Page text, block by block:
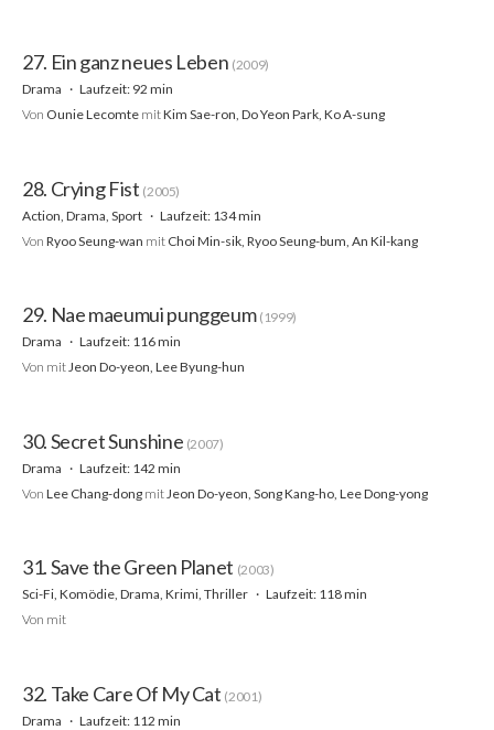
27. Ein ganz neues Leben (2009)
Drama
Laufzeit: 92 min
Von Ounie Lecomte mitKim Sae-ron, Do Yeon Park, Ko A-sung
28. Crying Fist (2005)
Action, Drama, Sport
Laufzeit: 134 min
Von Ryoo Seung-wan mit Choi Min-sik, Ryoo Seung-bum, An Kil-kang
29. Nae maeumui punggeum (1999)
Drama
Laufzeit: 116 min
Von mitJeon Do-yeon, Lee Byung-hun
30. Secret Sunshine (2007)
Drama
Laufzeit: 142 min
Von Lee Chang-dong mit Jeon Do-yeon, Song Kang-ho, Lee Dong-yong
31. Save the Green Planet (2003)
Sci-Fi, Komödie, Drama, Krimi, Thriller
Laufzeit: 118 min
Von mit
32. Take Care Of My Cat (2001)
Drama
Laufzeit: 112 min